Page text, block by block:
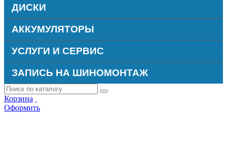
ДИСКИ
АККУМУЛЯТОРЫ
УСЛУГИ И СЕРВИС
ЗАПИСЬ НА ШИНОМОНТАЖ
Корзина
Оформить